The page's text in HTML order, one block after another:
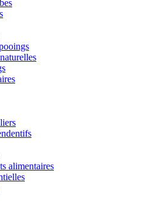
alimentaires